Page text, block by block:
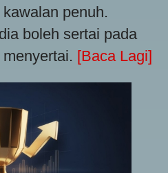
penuh.
boleh sertai pada
[Baca Lagi]